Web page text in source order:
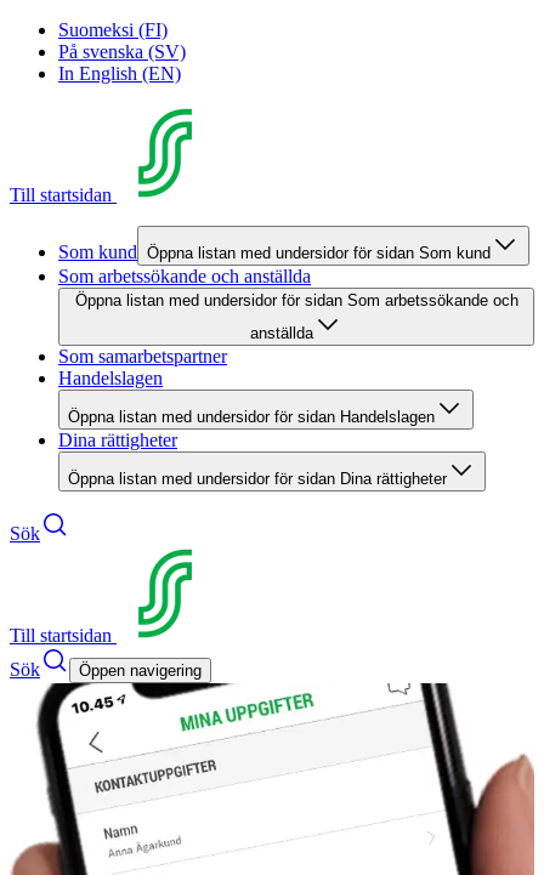
Suomeksi (FI)
På svenska (SV)
In English (EN)
Till startsidan
Som kund Öppna listan med undersidor för sidan Som kund
Som arbetssökande och anställda
Öppna listan med undersidor för sidan Som arbetssökande och
anställda
Som samarbetspartner
Handelslagen
Öppna listan med undersidor för sidan Handelslagen
Dina rättigheter
Öppna listan med undersidor för sidan Dina rättigheter
Sök
Till startsidan
Sök
Öppen navigering